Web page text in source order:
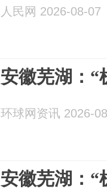
人民网 2026-08-07
安徽芜湖：“
环球网资讯 2026-
安徽芜湖：“